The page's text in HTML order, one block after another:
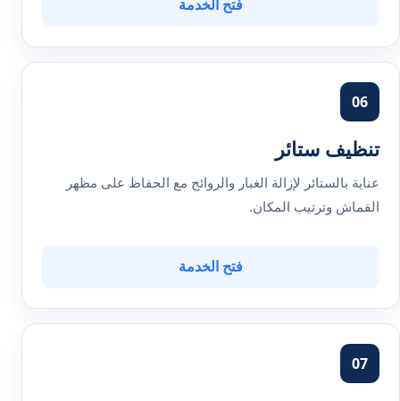
فتح الخدمة
06
تنظيف ستائر
عناية بالستائر لإزالة الغبار والروائح مع الحفاظ على مظهر
القماش وترتيب المكان.
فتح الخدمة
07